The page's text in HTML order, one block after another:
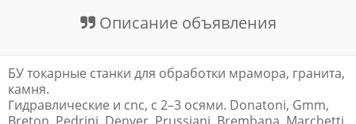
Описание объявления
БУ токарные станки для обработки мрамора, гранита,
камня.
Гидравлические и cnc, с 2–3 осями. Donatoni, Gmm,